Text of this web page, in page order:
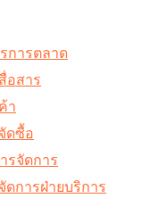
การตลาด
อสาร
า
ดซื้อ
รจัดการ
การฝ่ายบริการ